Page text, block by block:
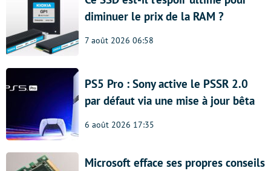
diminuer le prix de la RAM ?
7 août 2026 06:58
PS5 Pro : Sony active le PSSR 2.0
par défaut via une mise à jour bêta
6 août 2026 17:35
Microsoft efface ses propres conseils